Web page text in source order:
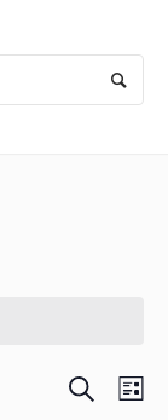
SUCHE